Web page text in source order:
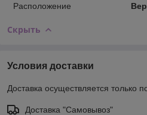
Расположение
Скрыть
Условия доставки
Доставка осуществляется только
Доставка "Самовывоз"